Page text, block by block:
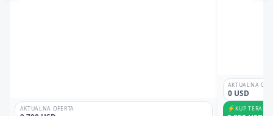
AKTUALNA OFERTA
AKTUALNA
0 USD
⚡KUP TERAZ